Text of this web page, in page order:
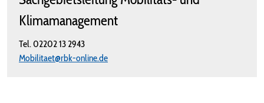
Klimamanagement
Tel. 02202 13 2943
Mobilitaet@rbk-online.de